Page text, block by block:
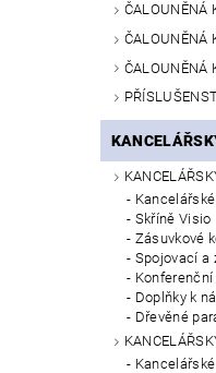
ČALOUNĚNÁ
ČALOUNĚNÁ
ČALOUNĚNÁ
Skříně Visio
Zásuvkové
Spojovací a
Doplňky k
Dřevěné